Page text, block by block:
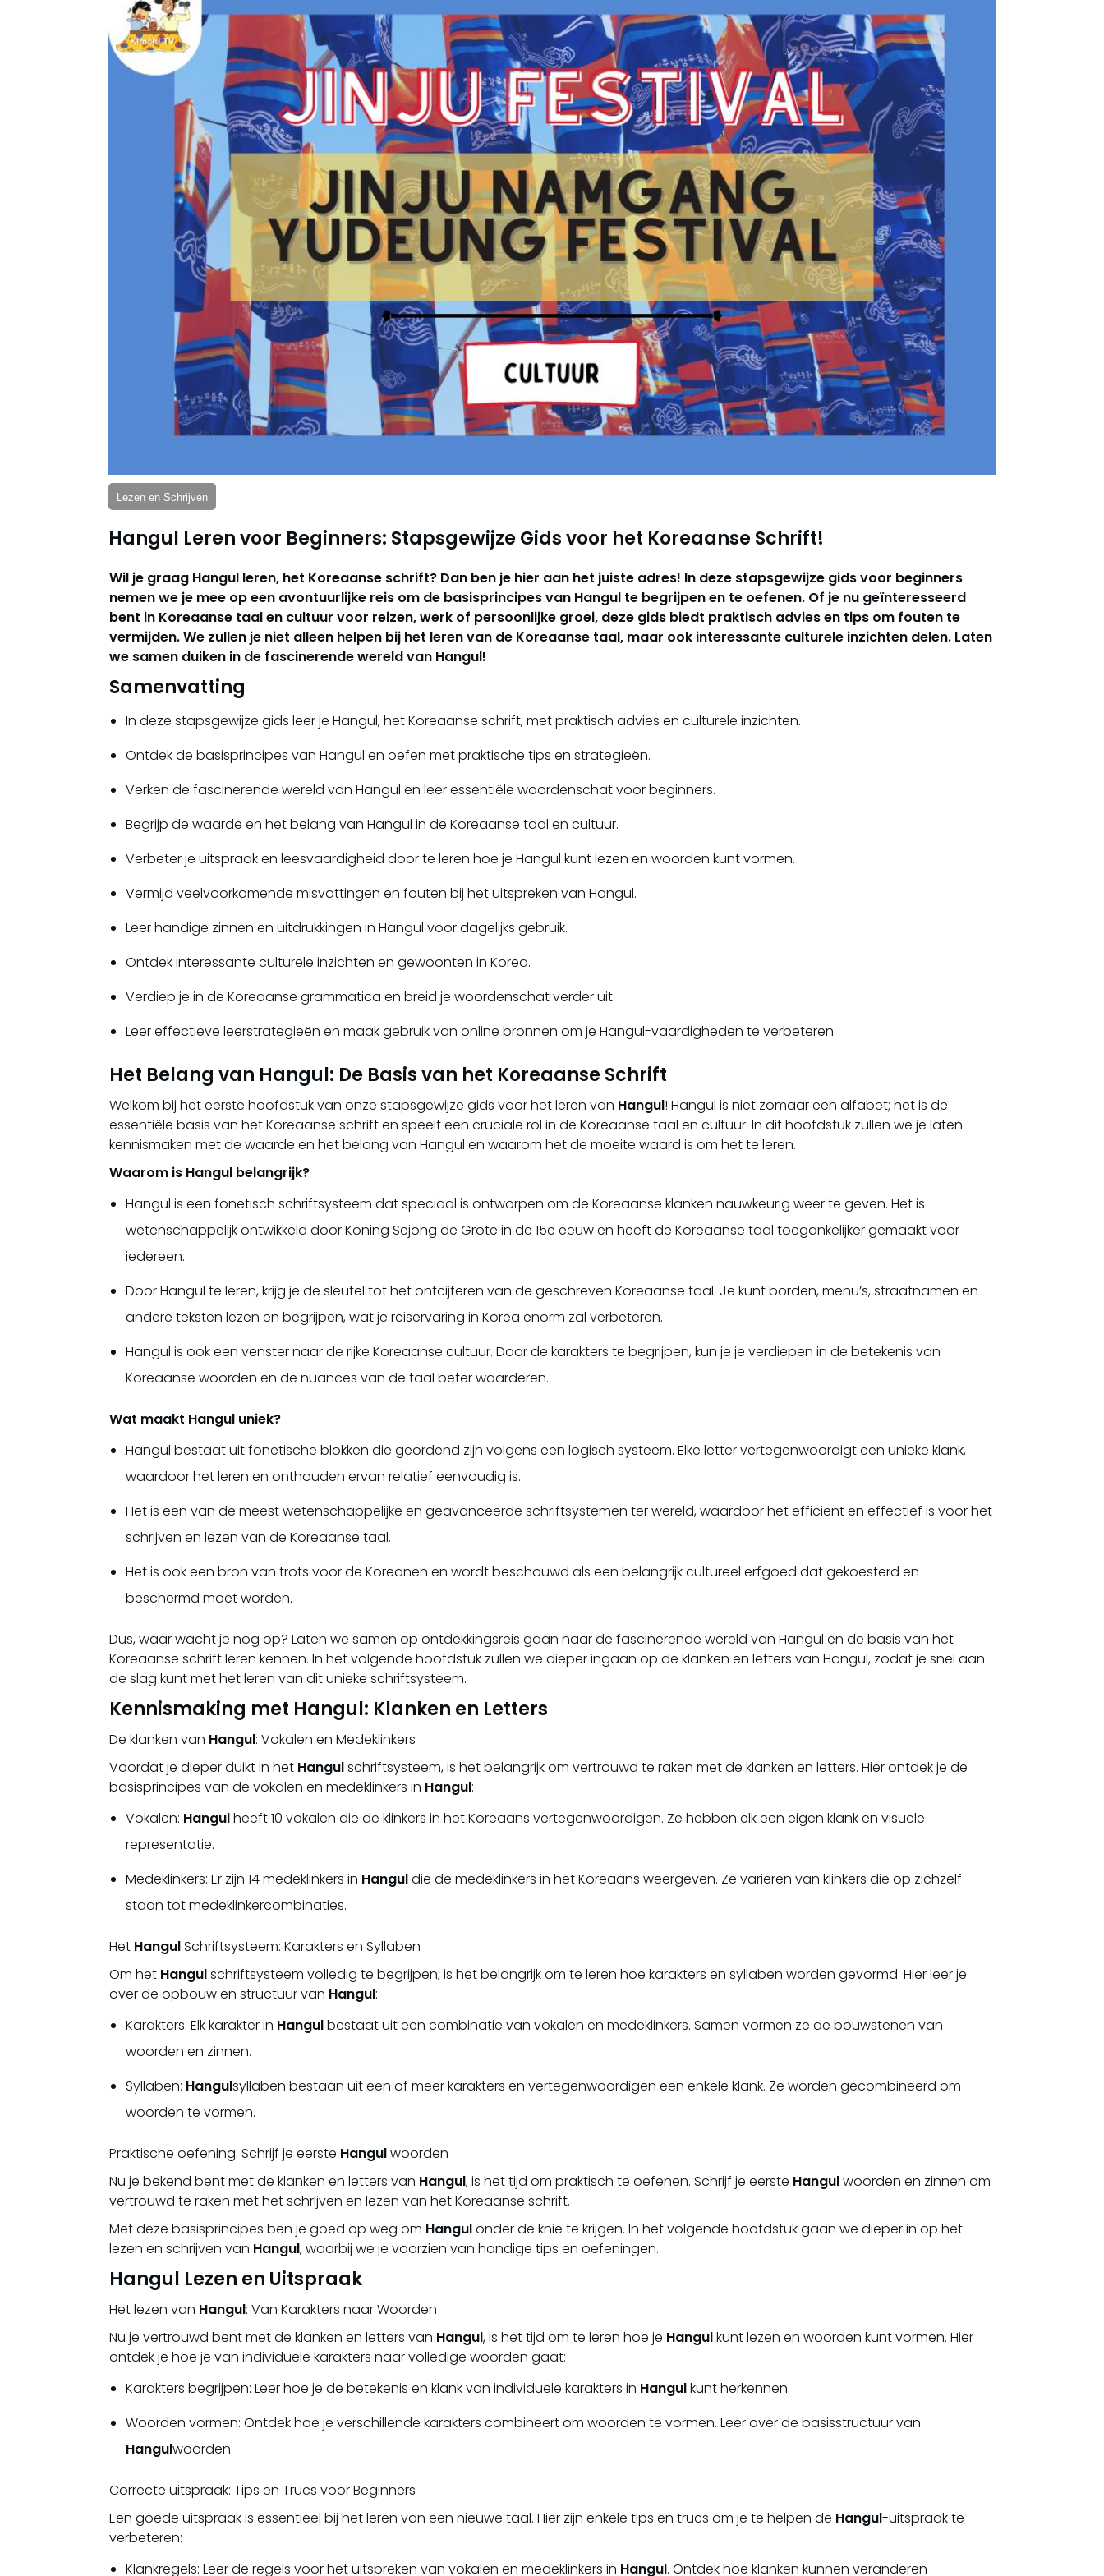
Lezen en Schrijven
Hangul Leren voor Beginners: Stapsgewijze Gids voor het Koreaanse Schrift!
Wil je graag Hangul leren, het Koreaanse schrift? Dan ben je hier aan het juiste adres! In deze stapsgewijze gids voor beginners
nemen we je mee op een avontuurlijke reis om de basisprincipes van Hangul te begrijpen en te oefenen. Of je nu geïnteresseerd
bent in Koreaanse taal en cultuur voor reizen, werk of persoonlijke groei, deze gids biedt praktisch advies en tips om fouten te
vermijden. We zullen je niet alleen helpen bij het leren van de Koreaanse taal, maar ook interessante culturele inzichten delen. Laten
we samen duiken in de fascinerende wereld van Hangul!
Samenvatting
In deze stapsgewijze gids leer je Hangul, het Koreaanse schrift, met praktisch advies en culturele inzichten.
Ontdek de basisprincipes van Hangul en oefen met praktische tips en strategieën.
Verken de fascinerende wereld van Hangul en leer essentiële woordenschat voor beginners.
Begrijp de waarde en het belang van Hangul in de Koreaanse taal en cultuur.
Verbeter je uitspraak en leesvaardigheid door te leren hoe je Hangul kunt lezen en woorden kunt vormen.
Vermijd veelvoorkomende misvattingen en fouten bij het uitspreken van Hangul.
Leer handige zinnen en uitdrukkingen in Hangul voor dagelijks gebruik.
Ontdek interessante culturele inzichten en gewoonten in Korea.
Verdiep je in de Koreaanse grammatica en breid je woordenschat verder uit.
Leer effectieve leerstrategieën en maak gebruik van online bronnen om je Hangul-vaardigheden te verbeteren.
Het Belang van Hangul: De Basis van het Koreaanse Schrift
Welkom bij het eerste hoofdstuk van onze stapsgewijze gids voor het leren van Hangul! Hangul is niet zomaar een alfabet; het is de
essentiële basis van het Koreaanse schrift en speelt een cruciale rol in de Koreaanse taal en cultuur. In dit hoofdstuk zullen we je laten
kennismaken met de waarde en het belang van Hangul en waarom het de moeite waard is om het te leren.
Waarom is Hangul belangrijk?
Hangul is een fonetisch schriftsysteem dat speciaal is ontworpen om de Koreaanse klanken nauwkeurig weer te geven. Het is
wetenschappelijk ontwikkeld door Koning Sejong de Grote in de 15e eeuw en heeft de Koreaanse taal toegankelijker gemaakt voor
iedereen.
Door Hangul te leren, krijg je de sleutel tot het ontcijferen van de geschreven Koreaanse taal. Je kunt borden, menu’s, straatnamen en
andere teksten lezen en begrijpen, wat je reiservaring in Korea enorm zal verbeteren.
Hangul is ook een venster naar de rijke Koreaanse cultuur. Door de karakters te begrijpen, kun je je verdiepen in de betekenis van
Koreaanse woorden en de nuances van de taal beter waarderen.
Wat maakt Hangul uniek?
Hangul bestaat uit fonetische blokken die geordend zijn volgens een logisch systeem. Elke letter vertegenwoordigt een unieke klank,
waardoor het leren en onthouden ervan relatief eenvoudig is.
Het is een van de meest wetenschappelijke en geavanceerde schriftsystemen ter wereld, waardoor het efficiënt en effectief is voor het
schrijven en lezen van de Koreaanse taal.
Het is ook een bron van trots voor de Koreanen en wordt beschouwd als een belangrijk cultureel erfgoed dat gekoesterd en
beschermd moet worden.
Dus, waar wacht je nog op? Laten we samen op ontdekkingsreis gaan naar de fascinerende wereld van Hangul en de basis van het
Koreaanse schrift leren kennen. In het volgende hoofdstuk zullen we dieper ingaan op de klanken en letters van Hangul, zodat je snel aan
de slag kunt met het leren van dit unieke schriftsysteem.
Kennismaking met Hangul: Klanken en Letters
De klanken van Hangul: Vokalen en Medeklinkers
Voordat je dieper duikt in het Hangulschriftsysteem, is het belangrijk om vertrouwd te raken met de klanken en letters. Hier ontdek je de
basisprincipes van de vokalen en medeklinkers in Hangul:
Vokalen: Hangulheeft 10 vokalen die de klinkers in het Koreaans vertegenwoordigen. Ze hebben elk een eigen klank en visuele
representatie.
Medeklinkers: Er zijn 14 medeklinkers in Hanguldie de medeklinkers in het Koreaans weergeven. Ze variëren van klinkers die op zichzelf
staan tot medeklinkercombinaties.
Het HangulSchriftsysteem: Karakters en Syllaben
Om het Hangulschriftsysteem volledig te begrijpen, is het belangrijk om te leren hoe karakters en syllaben worden gevormd. Hier leer je
over de opbouw en structuur van Hangul:
Karakters: Elk karakter in Hangulbestaat uit een combinatie van vokalen en medeklinkers. Samen vormen ze de bouwstenen van
woorden en zinnen.
Syllaben: Hangulsyllaben bestaan uit een of meer karakters en vertegenwoordigen een enkele klank. Ze worden gecombineerd om
woorden te vormen.
Praktische oefening: Schrijf je eerste Hangulwoorden
Nu je bekend bent met de klanken en letters van Hangul, is het tijd om praktisch te oefenen. Schrijf je eerste Hangulwoorden en zinnen om
vertrouwd te raken met het schrijven en lezen van het Koreaanse schrift.
Met deze basisprincipes ben je goed op weg om Hangulonder de knie te krijgen. In het volgende hoofdstuk gaan we dieper in op het
lezen en schrijven van Hangul, waarbij we je voorzien van handige tips en oefeningen.
Hangul Lezen en Uitspraak
Het lezen van Hangul: Van Karakters naar Woorden
Nu je vertrouwd bent met de klanken en letters van Hangul, is het tijd om te leren hoe je Hangulkunt lezen en woorden kunt vormen. Hier
ontdek je hoe je van individuele karakters naar volledige woorden gaat:
Karakters begrijpen: Leer hoe je de betekenis en klank van individuele karakters in Hangulkunt herkennen.
Woorden vormen: Ontdek hoe je verschillende karakters combineert om woorden te vormen. Leer over de basisstructuur van
Hangulwoorden.
Correcte uitspraak: Tips en Trucs voor Beginners
Een goede uitspraak is essentieel bij het leren van een nieuwe taal. Hier zijn enkele tips en trucs om je te helpen de Hangul-uitspraak te
verbeteren:
Klankregels: Leer de regels voor het uitspreken van vokalen en medeklinkers in Hangul. Ontdek hoe klanken kunnen veranderen